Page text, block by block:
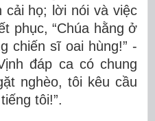
cải họ; lời nói và việc
phục, “Chúa hằng ở
chiến sĩ oai hùng!” -
đáp ca có chung
nghèo, tôi kêu cầu
tôi!”.